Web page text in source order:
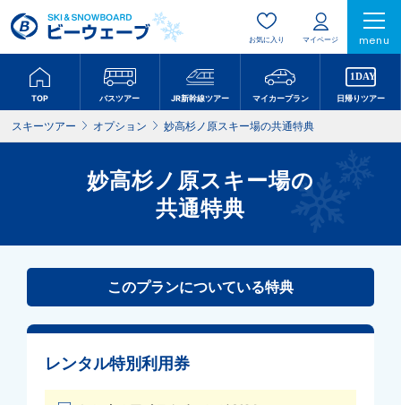
お気に入り マイページ menu
TOP バスツアー JR新幹線ツアー マイカープラン 日帰りツアー
スキーツアー オプション 妙高杉ノ原スキー場の共通特典
妙高杉ノ原スキー場の
共通特典
このプランについている特典
レンタル特別利用券